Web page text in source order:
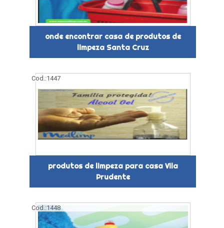
onde encontrar casa de produtos de
limpeza Santa Cruz
Cod.:1447
produtos de limpeza para casa Vila
Prudente
Cod.:1448